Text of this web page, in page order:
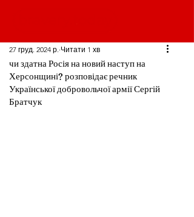
чи здатна Росія на новий наступ на
Херсонщині? розповідає речник
Української добровольчої армії Сергій
Братчук
27 груд. 2024 р. Читати 1 хв